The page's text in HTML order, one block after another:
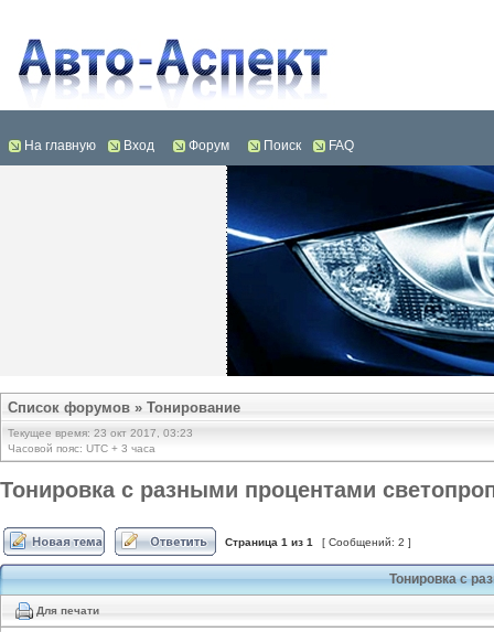
На главную Вход Форум Поиск FAQ
Список форумов » Тонирование
Текущее время: 23 окт 2017, 03:23
Часовой пояс: UTC + 3 часа
Тонировка с разными процентами
Страница 1 из 1 [ Сообщений: 2 ]
Тонировка с
Для печати